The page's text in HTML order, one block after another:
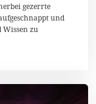
gezerrte
und
Wissen zu